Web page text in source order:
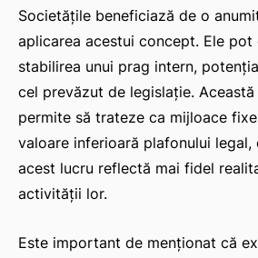
Societățile beneficiază de o
aplicarea acestui concept. Ele pot
stabilirea unui prag intern,
cel prevăzut de legislație.
permite să trateze ca mijloace
valoare inferioară plafonului legal,
acest lucru reflectă mai fidel
activității lor.
Este important de menționat că